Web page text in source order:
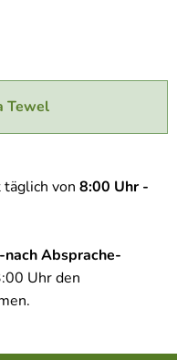
Tewel
von 8:00 Uhr -
-nach Absprache-
Uhr den